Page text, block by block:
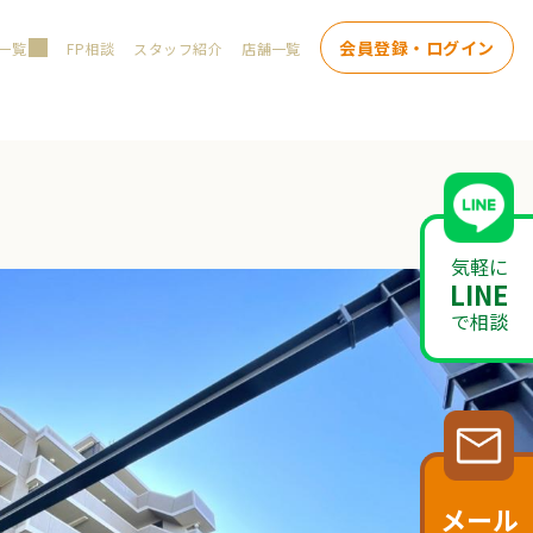
覧 FP相談 スタッフ紹介 店舗一覧 会員登録・ログイン
気軽に
LINE
で相談
メール